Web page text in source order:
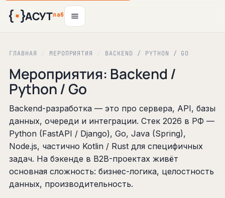
АСУТлаб
ГЛАВНАЯ МЕРОПРИЯТИЯ BACKEND / PYTHON / GO
Мероприятия: Backend /
Python / Go
Backend-разработка — это про сервера, API, базы
данных, очереди и интеграции. Стек 2026 в РФ —
Python (FastAPI / Django), Go, Java (Spring),
Node.js, частично Kotlin / Rust для специфичных
задач. На бэкенде в B2B-проектах живёт
основная сложность: бизнес-логика, целостность
данных, производительность.
6 авг
11 авг
12 авг
16 авг
24 авг
5 окт